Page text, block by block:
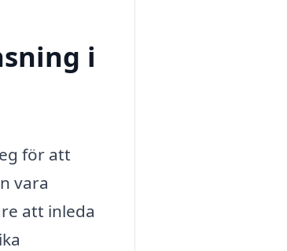
i
för att
vara
att inleda